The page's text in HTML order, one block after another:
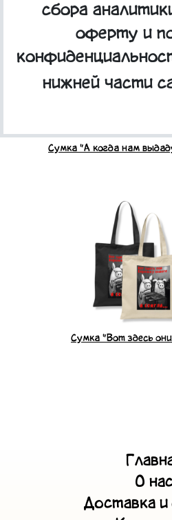
Сумка "А когда нам
Сумка "Вот здесь
О
Доставка и
сбора
оферту и
нижней части